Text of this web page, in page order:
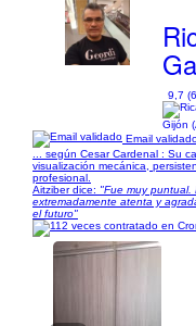
9,7
Gijón
Email
... según Cesar Cardenal : Su
visualización mecánica,
profesional.
Aitziber dice: "Fue muy puntual.
extremadamente atenta y
el futuro"